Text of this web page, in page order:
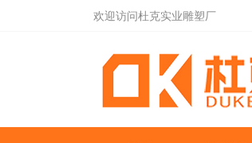
欢迎访问杜克实业雕塑厂